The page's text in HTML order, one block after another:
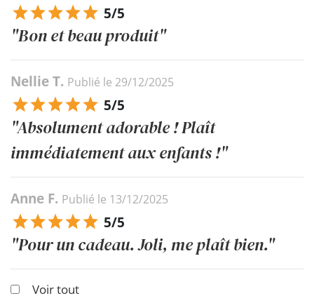
5/5
"Bon et beau produit"
Nellie T. Publié le 29/12/2025
5/5
"Absolument adorable ! Plaît
immédiatement aux enfants !"
Anne F. Publié le 13/12/2025
5/5
"Pour un cadeau. Joli, me plaît bien."
Voir tout